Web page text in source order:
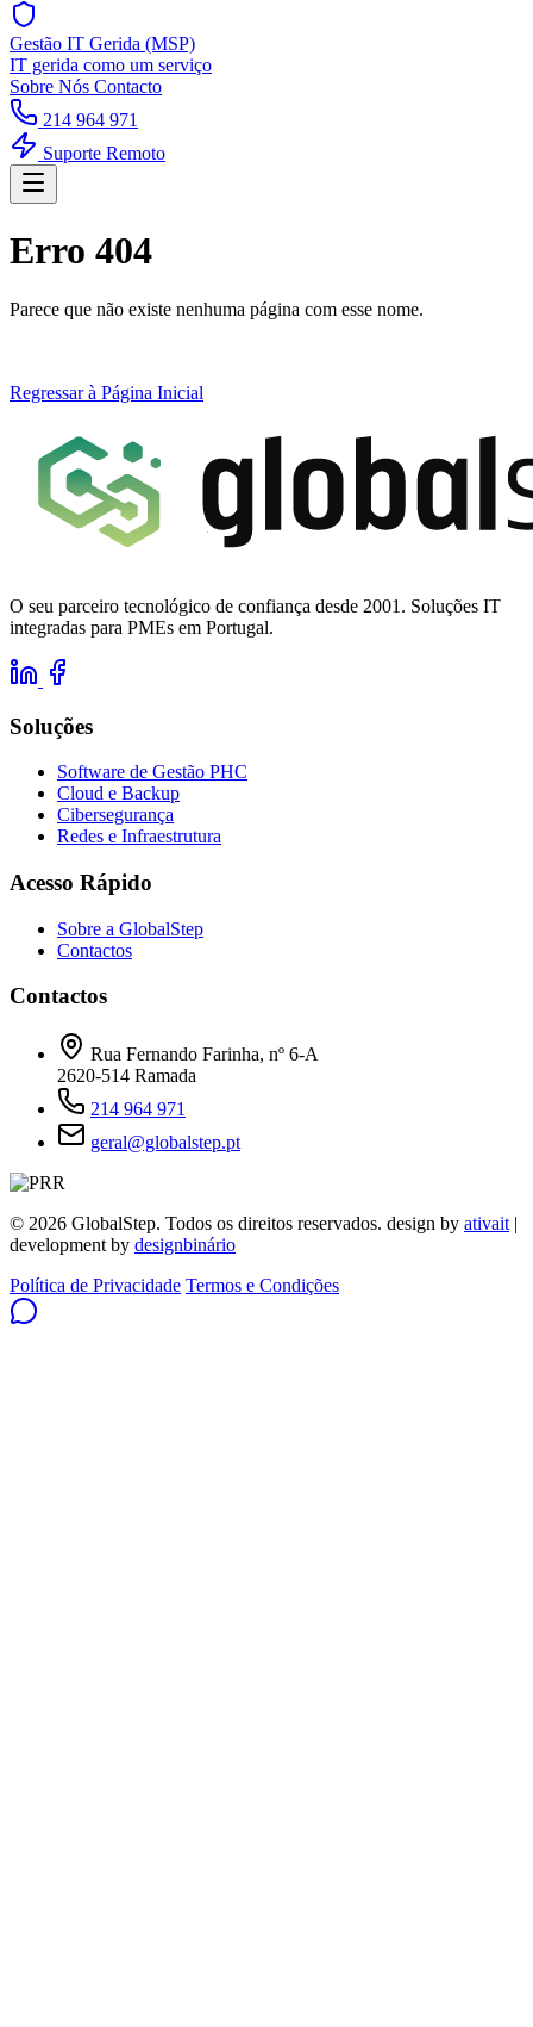
Gestão IT Gerida (MSP)
IT gerida como um serviço
Sobre Nós Contacto
214 964 971
Suporte Remoto
Erro 404
Parece que não existe nenhuma página com esse nome.
Regressar à Página Inicial
O seu parceiro tecnológico de confiança desde 2001. Soluções IT
integradas para PMEs em Portugal.
Soluções
Software de Gestão PHC
Cloud e Backup
Cibersegurança
Redes e Infraestrutura
Acesso Rápido
Sobre a GlobalStep
Contactos
Contactos
Rua Fernando Farinha, nº 6-A
2620-514 Ramada
214 964 971
geral@globalstep.pt
© 2026 GlobalStep. Todos os direitos reservados. design by ativait |
development by designbinário
Política de Privacidade Termos e Condições